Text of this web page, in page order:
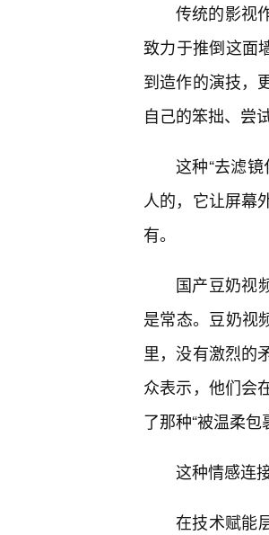
传统的影视
致力于推倒这面
到造作的演技，
自己的笨拙、尝
这种“去滤
人的，它让屏幕
有。
国产豆奶视
是常态。豆奶视
里，没有激烈的
众表示，他们会
了那种“被温柔包
这种情感连
在技术赋能